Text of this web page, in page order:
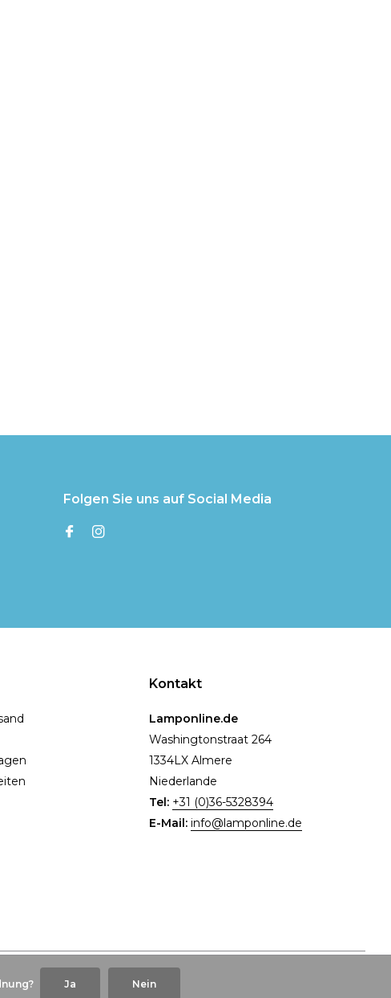
Folgen Sie uns auf Social Media
Kontakt
Lamponline.de
Washingtonstraat 264
1334LX Almere
Niederlande
Tel: +31 (0)36-5328394
E-Mail: info@lamponline.de
Ja Nein